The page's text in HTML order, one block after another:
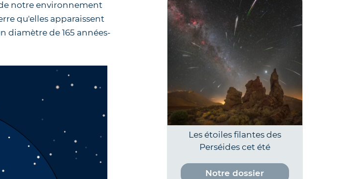
notre environnement
qu'elles apparaissent
diamètre de 165 années-
Les étoiles filantes des
Perséides cet été
Notre dossier